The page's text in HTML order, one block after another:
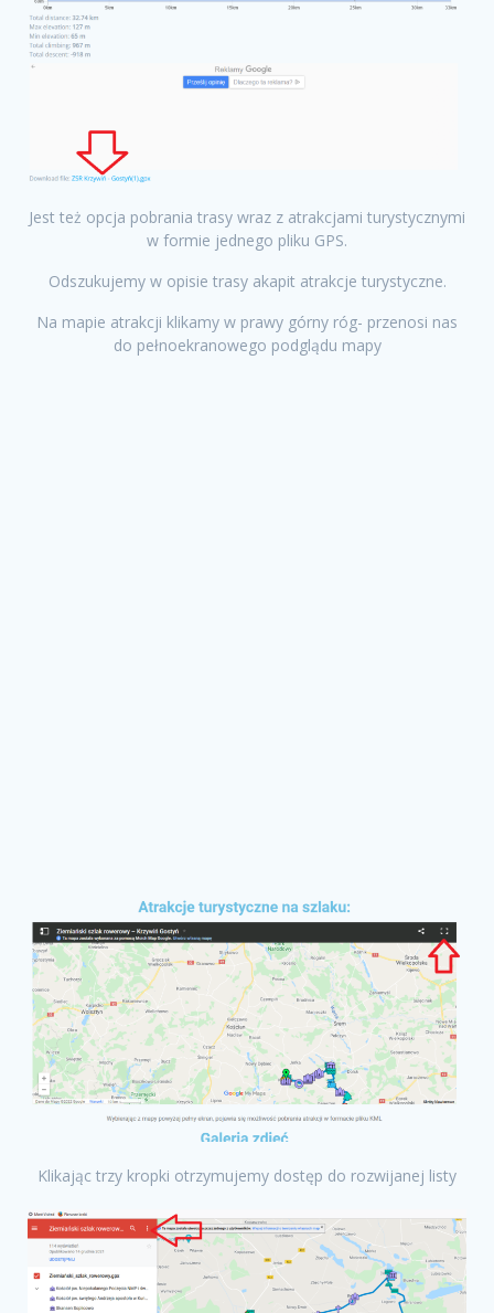
Jest też opcja pobrania trasy wraz z atrakcjami turystycznymi
w formie jednego pliku GPS.
Odszukujemy w opisie trasy akapit atrakcje turystyczne.
Na mapie atrakcji klikamy w prawy górny róg- przenosi nas
do pełnoekranowego podglądu mapy
Klikając trzy kropki otrzymujemy dostęp do rozwijanej listy